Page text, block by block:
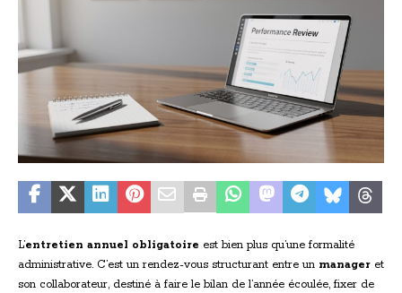
L’entretien annuel obligatoire est bien plus qu’une formalité
administrative. C’est un rendez-vous structurant entre un manager et
son collaborateur, destiné à faire le bilan de l’année écoulée, fixer de